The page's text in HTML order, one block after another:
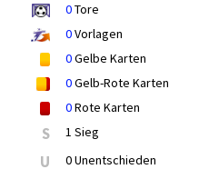
0Tore
0Vorlagen
0Gelbe Karten
0Gelb-Rote Karten
0Rote Karten
S 1 Sieg
U 0 Unentschieden